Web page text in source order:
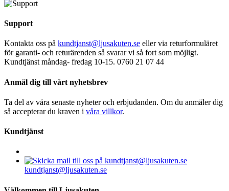
Support
Kontakta oss på kundtjanst@ljusakuten.se eller via returformuläret
för garanti- och returärenden så svarar vi så fort som möjligt.
Kundtjänst måndag- fredag 10-15. 0760 21 07 44
Anmäl dig till vårt nyhetsbrev
Ta del av våra senaste nyheter och erbjudanden. Om du anmäler dig
så accepterar du kraven i våra villkor.
Kundtjänst
kundtjanst@ljusakuten.se